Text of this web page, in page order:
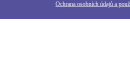
Ochrana osobních údajů a